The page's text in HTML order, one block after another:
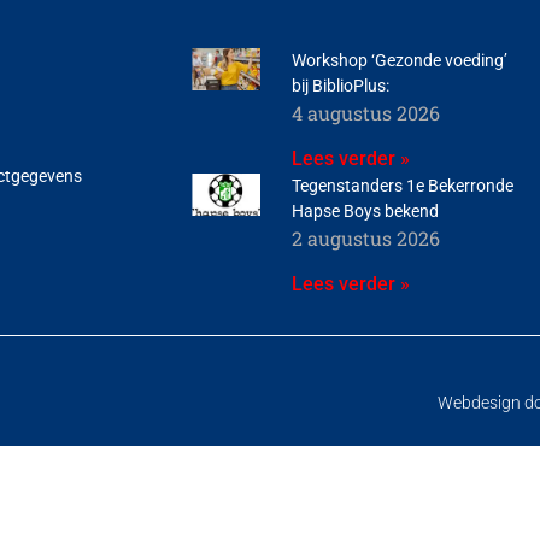
Workshop ‘Gezonde voeding’
bij BiblioPlus:
4 augustus 2026
Lees verder »
Tegenstanders 1e Bekerronde
Hapse Boys bekend
2 augustus 2026
Lees verder »
Webdesign